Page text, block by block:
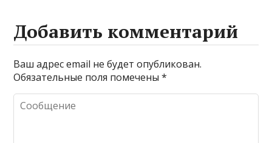
Добавить комментарий
Ваш адрес email не будет опубликован.
Обязательные поля помечены*